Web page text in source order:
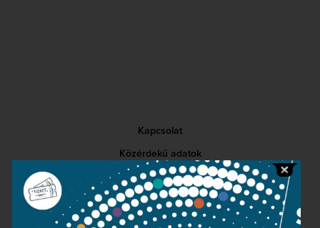
Kapcsolat
Közérdekű adatok
Sajtószoba
Adatvédelem
Impresszum